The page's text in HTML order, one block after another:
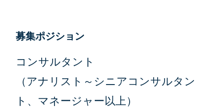
募集ポジション
コンサルタント
（アナリスト～シニアコンサルタン
ト、マネージャー以上）